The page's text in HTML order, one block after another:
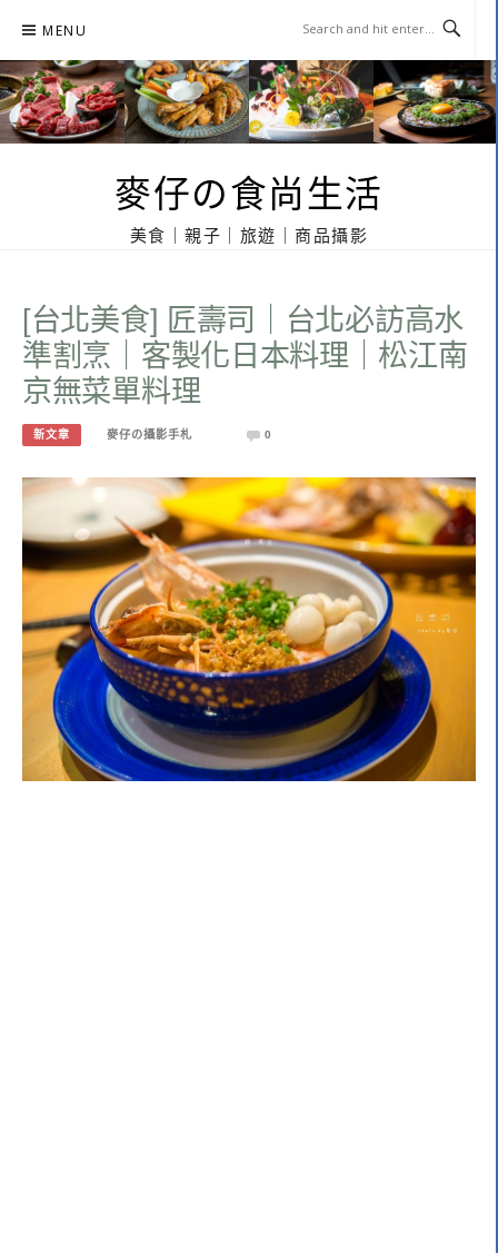
content
MENU
麥仔の食尚生活
美食｜親子｜旅遊｜商品攝影
[台北美食] 匠壽司｜台北必訪高水
準割烹｜客製化日本料理｜松江南
京無菜單料理
新文章 麥仔の攝影手札 0